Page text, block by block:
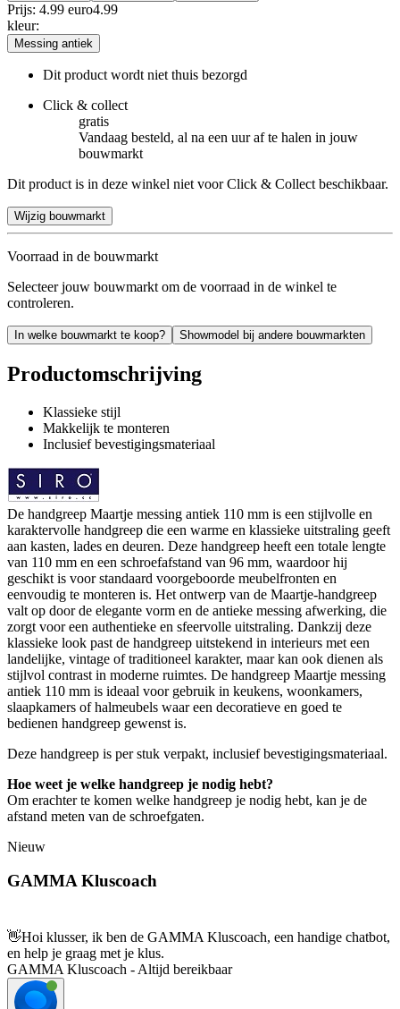
Prijs: 4.99 euro4.99
kleur:
Messing antiek
Dit product wordt niet thuis bezorgd
Click & collect
gratis
Vandaag besteld, al na een uur af te halen in jouw
bouwmarkt
Dit product is in deze winkel niet voor Click & Collect beschikbaar.
Wijzig bouwmarkt
Voorraad in de bouwmarkt
Selecteer jouw bouwmarkt om de voorraad in de winkel te
controleren.
In welke bouwmarkt te koop? Showmodel bij andere bouwmarkten
Productomschrijving
Klassieke stijl
Makkelijk te monteren
Inclusief bevestigingsmateriaal
De handgreep Maartje messing antiek 110 mm is een stijlvolle en
karaktervolle handgreep die een warme en klassieke uitstraling geeft
aan kasten, lades en deuren. Deze handgreep heeft een totale lengte
van 110 mm en een schroefafstand van 96 mm, waardoor hij
geschikt is voor standaard voorgeboorde meubelfronten en
eenvoudig te monteren is. Het ontwerp van de Maartje-handgreep
valt op door de elegante vorm en de antieke messing afwerking, die
zorgt voor een authentieke en sfeervolle uitstraling. Dankzij deze
klassieke look past de handgreep uitstekend in interieurs met een
landelijke, vintage of traditioneel karakter, maar kan ook dienen als
stijlvol contrast in moderne ruimtes. De handgreep Maartje messing
antiek 110 mm is ideaal voor gebruik in keukens, woonkamers,
slaapkamers of halmeubels waar een decoratieve en goed te
bedienen handgreep gewenst is.
Deze handgreep is per stuk verpakt, inclusief bevestigingsmateriaal.
Hoe weet je welke handgreep je nodig hebt?
Om erachter te komen welke handgreep je nodig hebt, kan je de
afstand meten van de schroefgaten.
Nieuw
GAMMA Kluscoach
👋Hoi klusser, ik ben de GAMMA Kluscoach, een handige chatbot,
en help je graag met je klus.
GAMMA Kluscoach - Altijd bereikbaar